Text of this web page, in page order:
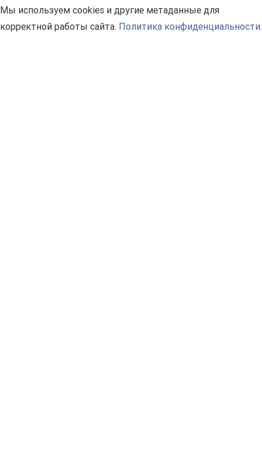
Мы используем cookies и другие метаданные для
корректной работы сайта. Политика конфиденциальности.